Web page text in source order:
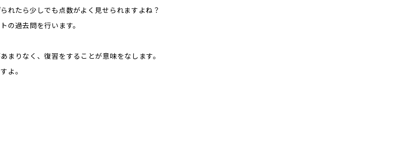
れたら少しでも点数がよく見せられますよね？
の過去問を行います。
まりなく、復習をすることが意味をなします。
よ。